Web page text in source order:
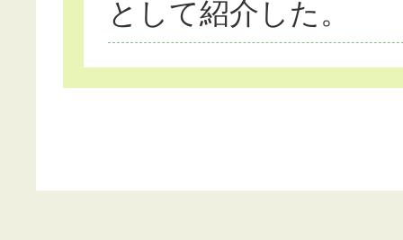
として紹介した。